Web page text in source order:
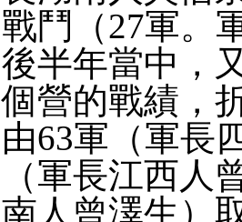
戰鬥（27軍。
後半年當中，
個營的戰績，
由63軍（軍長
（軍長江西人
南人曾澤生）